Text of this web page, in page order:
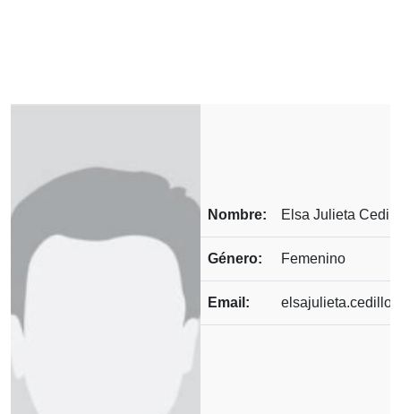
Nombre: Elsa Julieta
Género: Femenino
Email: